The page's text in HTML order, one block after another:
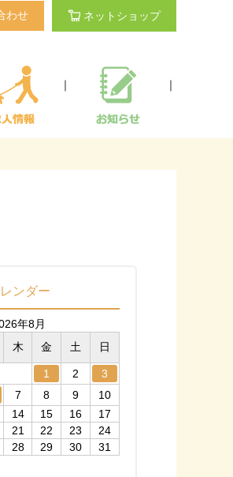
わせ ネットショップ
｜ ｜
ンダー
年8月
木 金 土 日
1 2
3
7 8 9
10
14 15 16
17
21 22 23
24
28 29 30 31